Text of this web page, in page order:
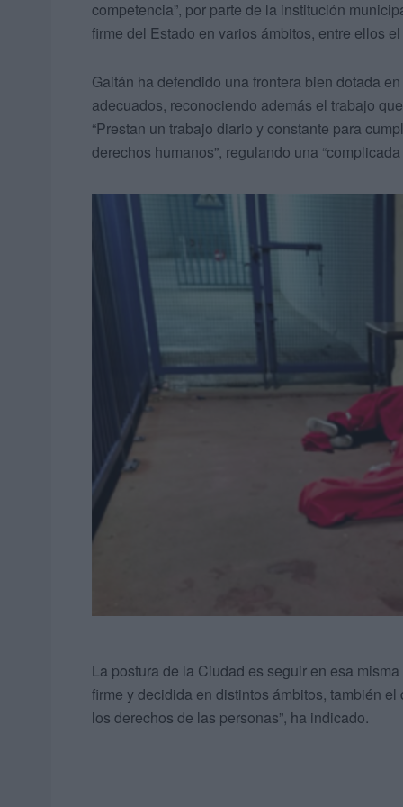
competencia”, por parte de la institución
firme del Estado en varios ámbitos, entre ellos
Gaitán ha defendido una frontera bien dotada
adecuados, reconociendo además el trabajo
“Prestan un trabajo diario y constante para
derechos humanos”, regulando una
La postura de la Ciudad es seguir en esa
firme y decidida en distintos ámbitos, también
los derechos de las personas”, ha indicado.